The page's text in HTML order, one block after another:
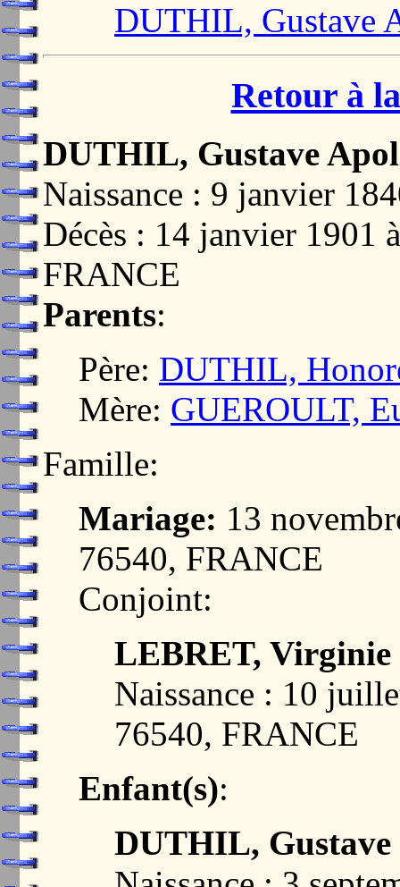
DUTHIL, Gustave
Retour à
DUTHIL, Gustave
Naissance : 9 janvier
Décès : 14 janvier
FRANCE
Parents:
Père: DUTHIL,
Mère: GUEROULT,
Famille:
Mariage: 13
76540, FRANCE
Conjoint:
LEBRET, Virginie
Naissance : 10
76540, FRANCE
Enfant(s):
DUTHIL, Gustave